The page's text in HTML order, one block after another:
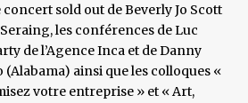
sold out de Beverly Jo Scott
les conférences de Luc
de l’Agence Inca et de Danny
(Alabama) ainsi que les colloques «
votre entreprise » et « Art,